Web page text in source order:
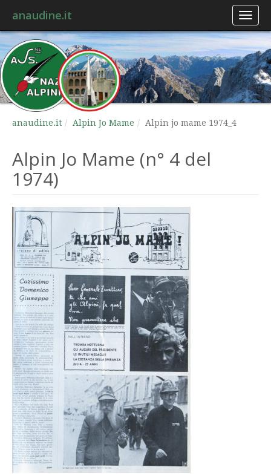
anaudine.it
anaudine.it Alpin Jo Mame Alpin jo mame 1974_4
Alpin Jo Mame (n° 4 del
1974)